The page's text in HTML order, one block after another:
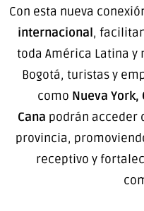
Con esta nueva
internacional,
toda América Latina y
Bogotá, turistas y
como Nueva York,
Cana podrán acceder
provincia,
receptivo y